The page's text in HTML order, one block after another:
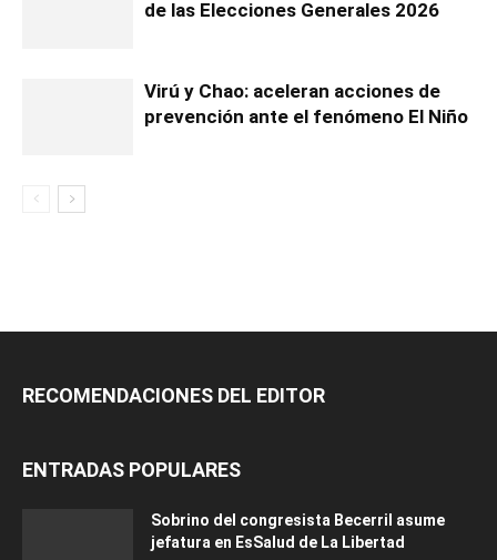
de las Elecciones Generales 2026
Virú y Chao: aceleran acciones de
prevención ante el fenómeno El Niño
RECOMENDACIONES DEL EDITOR
ENTRADAS POPULARES
Sobrino del congresista Becerril asume
jefatura en EsSalud de La Libertad